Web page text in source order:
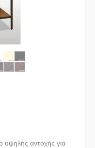
υψηλής αντοχής για